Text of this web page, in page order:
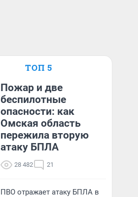
ТОП 5
Пожар и две
беспилотные
опасности: как
Омская область
пережила вторую
атаку БПЛА
28 482 21
ПВО отражает атаку БПЛА в